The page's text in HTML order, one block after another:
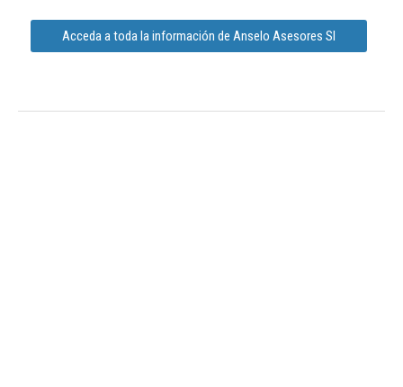
Acceda a toda la información de Anselo Asesores Sl